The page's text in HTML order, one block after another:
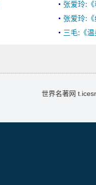
张爱玲:
张爱玲:
三毛:《
世界名著网